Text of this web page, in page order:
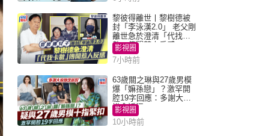
黎彼得離世丨黎樹德被
封「李泳漢2.0」 老父剛
離世急於澄清「代找卡
數」傳聞惹人反感
影視圈
7小時前
63歲關之琳與27歲男模
爆「嫲孫戀」？激罕開
腔19字回應：多謝大家
掛念近況
影視圈
10小時前